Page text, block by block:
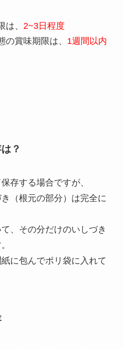
、 2~3日程度
の賞味期限は、 1週間以内
？
存する場合ですが、
（根元の部分）は完全に
、その分だけのいしづき
に包んでポリ袋に入れて